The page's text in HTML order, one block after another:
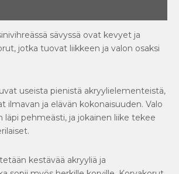
sävyssä ovat kevyet ja
jotka tuovat liikkeen ja valon osaksi
useista pienistä akryylielementeistä,
ilmavan ja elävän kokonaisuuden. Valo
läpi pehmeästi, ja jokainen liike tekee
kestävää akryyliä ja